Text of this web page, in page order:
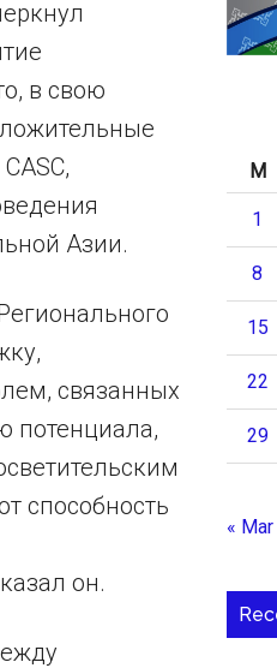
в свою
Азии.
связанных
потенциала,
способность
он.
M
1
8
15
22
29
« Mar